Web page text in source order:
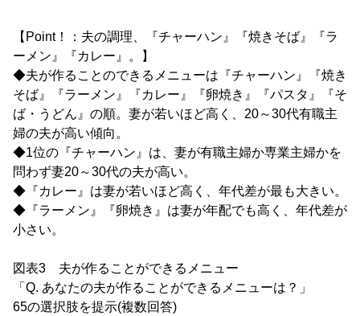
【Point！：夫の調理、『チャーハン』『焼きそば』『ラ
ーメン』『カレー』。】
◆夫が作ることのできるメニューは『チャーハン』『焼き
そば』『ラーメン』『カレー』『卵焼き』『パスタ』『そ
ば・うどん』の順。妻が若いほど高く、20～30代有職主
婦の夫が高い傾向。
◆1位の『チャーハン』は、妻が有職主婦か専業主婦かを
問わず妻20～30代の夫が高い。
◆『カレー』は妻が若いほど高く、年代差が最も大きい。
◆『ラーメン』『卵焼き』は妻が年配でも高く、年代差が
小さい。
図表3 夫が作ることができるメニュー
「Q. あなたの夫が作ることができるメニューは？」
65の選択肢を提示(複数回答)